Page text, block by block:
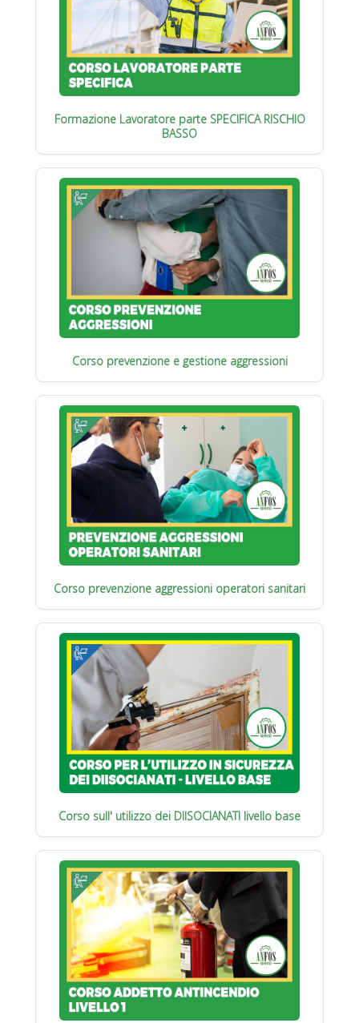
Formazione Lavoratore parte SPECIFICA RISCHIO
BASSO
Corso prevenzione e gestione aggressioni
Corso prevenzione aggressioni operatori sanitari
Corso sull' utilizzo dei DIISOCIANATI livello base